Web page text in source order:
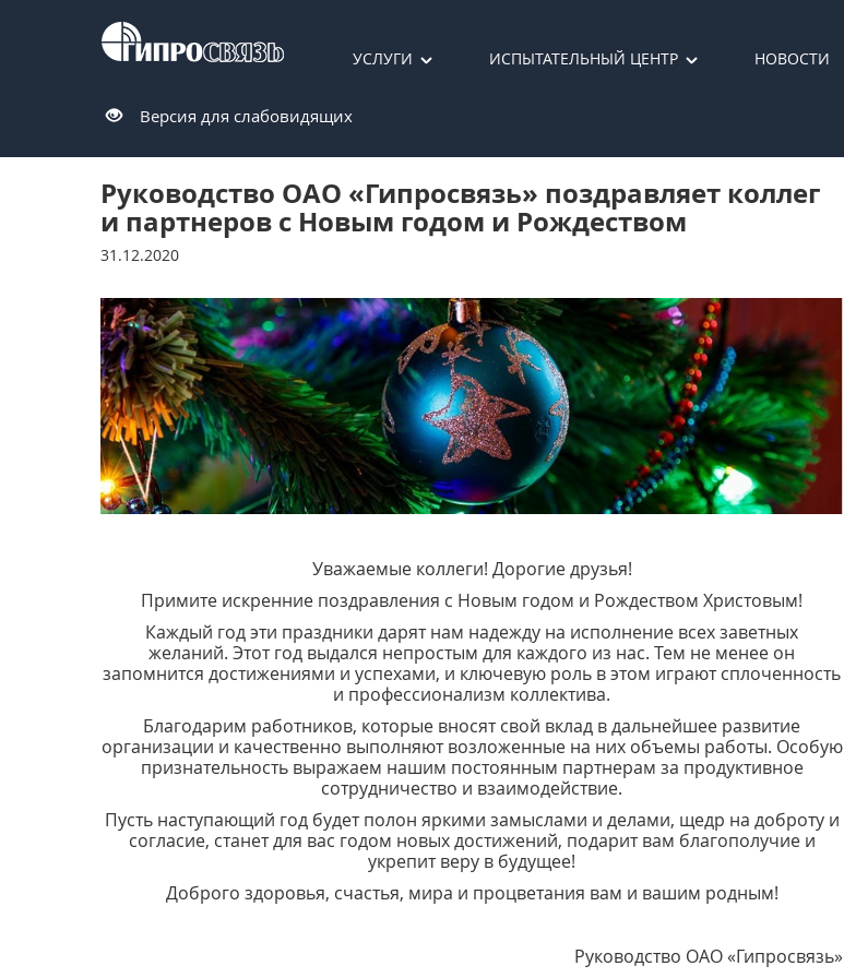
УСЛУГИ ИСПЫТАТЕЛЬНЫЙ ЦЕНТР НОВОСТИ
Версия для слабовидящих
Руководство ОАО «Гипросвязь» поздравляет коллег
и партнеров с Новым годом и Рождеством
31.12.2020
Уважаемые коллеги! Дорогие друзья!
Примите искренние поздравления с Новым годом и Рождеством Христовым!
Каждый год эти праздники дарят нам надежду на исполнение всех заветных
желаний. Этот год выдался непростым для каждого из нас. Тем не менее он
запомнится достижениями и успехами, и ключевую роль в этом играют сплоченность
и профессионализм коллектива.
Благодарим работников, которые вносят свой вклад в дальнейшее развитие
организации и качественно выполняют возложенные на них объемы работы. Особую
признательность выражаем нашим постоянным партнерам за продуктивное
сотрудничество и взаимодействие.
Пусть наступающий год будет полон яркими замыслами и делами, щедр на доброту и
согласие, станет для вас годом новых достижений, подарит вам благополучие и
укрепит веру в будущее!
Доброго здоровья, счастья, мира и процветания вам и вашим родным!
Руководство ОАО «Гипросвязь»